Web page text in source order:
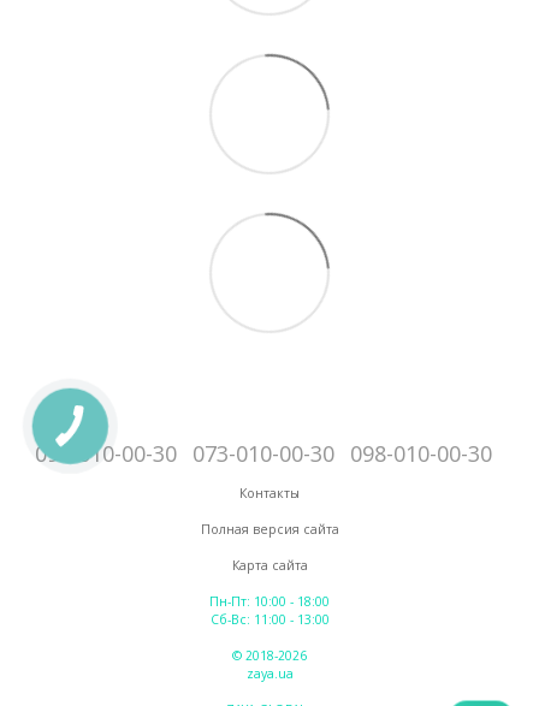
095-010-00-30 073-010-00-30 098-010-00-30
Контакты
Полная версия сайта
Карта сайта
Пн-Пт: 10:00 - 18:00
Сб-Вс: 11:00 - 13:00
© 2018-2026
zaya.ua